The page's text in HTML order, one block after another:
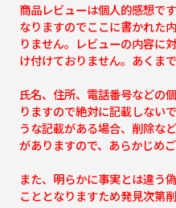
商品レビューは個人的感想で
なりますのでここに書かれた
りません。レビューの内容に
け付けておりません。あくま
氏名、住所、電話番号などの
りますので絶対に記載しない
うな記載がある場合、削除な
がありますので、あらかじめご
また、明らかに事実とは違う
こととなりますため発見次第